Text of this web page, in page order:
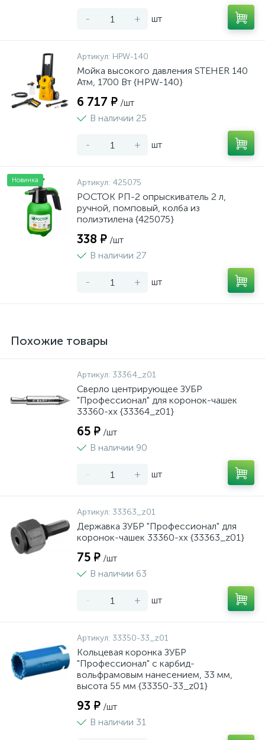
- + шт
Артикул: HPW-140
Мойка высокого давления STEHER 140
Атм, 1700 Вт {HPW-140}
6 717 ₽ /шт
В наличии 25
- + шт
Новинка Артикул: 425075
РОСТОК РП-2 опрыскиватель 2 л,
ручной, помповый, колба из
полиэтилена {425075}
338 ₽ /шт
В наличии 27
- + шт
Похожие товары
Артикул: 33364_z01
Сверло центрирующее ЗУБР
"Профессионал" для коронок-чашек
33360-хх {33364_z01}
65 ₽ /шт
В наличии 90
- + шт
Артикул: 33363_z01
Державка ЗУБР "Профессионал" для
коронок-чашек 33360-хх {33363_z01}
75 ₽ /шт
В наличии 63
- + шт
Артикул: 33350-33_z01
Кольцевая коронка ЗУБР
"Профессионал" c карбид-
вольфрамовым нанесением, 33 мм,
высота 55 мм {33350-33_z01}
93 ₽ /шт
В наличии 31